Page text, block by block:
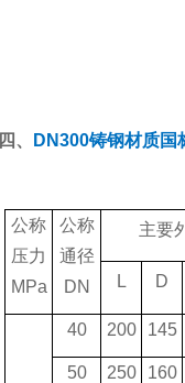
四、 DN300铸钢材质国
公称
压力
MPa
公称
通径
DN
主要
L D
40 200 145
50 250 160